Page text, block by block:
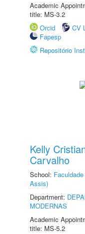
Academic
title: MS-3.2
Orcid
CV
Fapesp
Repositório
Kelly
Carvalho
School:
Assis)
Department:
MODERNAS
Academic
title: MS-5.2